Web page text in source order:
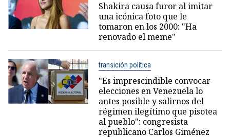
Shakira causa furor al imitar
una icónica foto que le
tomaron en los 2000: "Ha
renovado el meme"
transición política
"Es imprescindible convocar
elecciones en Venezuela lo
antes posible y salirnos del
régimen ilegítimo que pisotea
al pueblo": congresista
republicano Carlos Giménez